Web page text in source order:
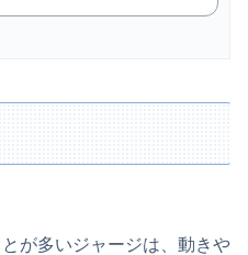
が多いジャージは、動きや